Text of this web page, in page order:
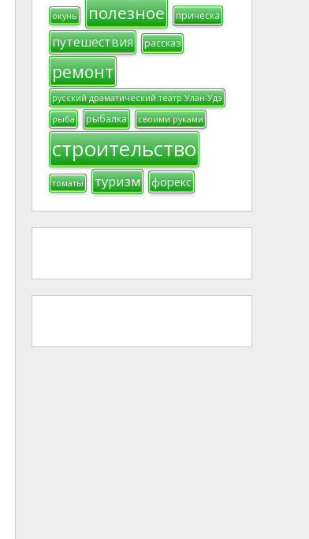
окунь полезное прическа
путешествия рассказ
ремонт
русский драматический театр Улан-Удэ
рыба
рыбалка своими руками
строительство
томаты туризм форекс